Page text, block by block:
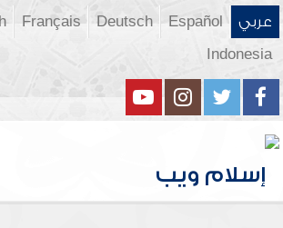
عربي Español
Deutsch
Français
Indonesia